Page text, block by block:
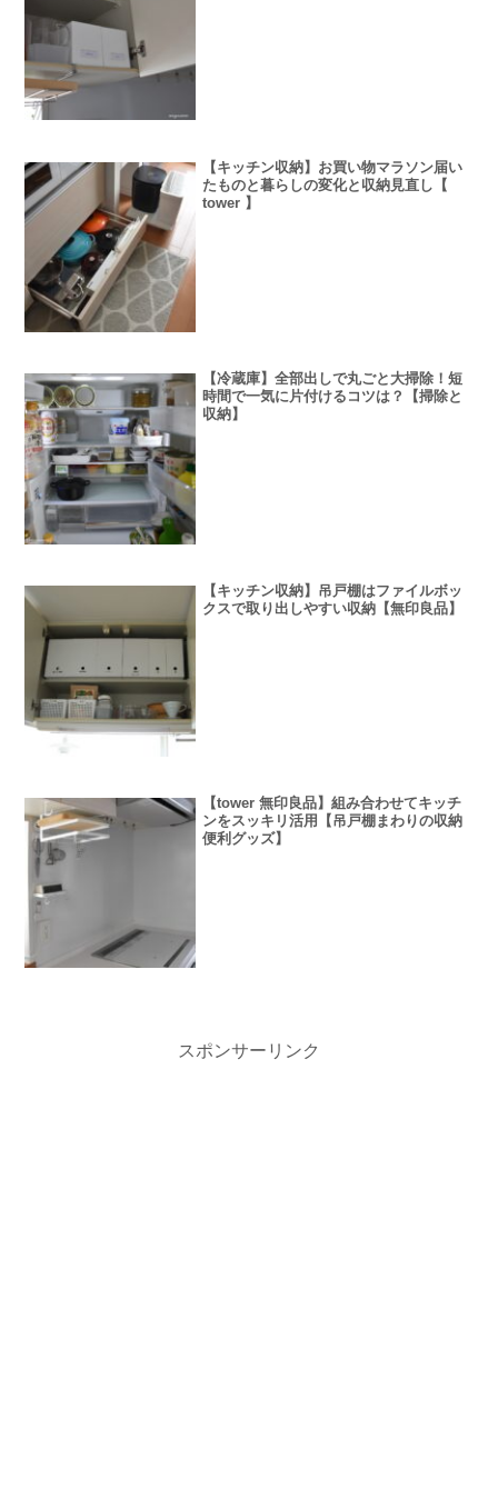
【キッチン収納】お買い物マラソン届い
たものと暮らしの変化と収納見直し【
tower 】
【冷蔵庫】全部出しで丸ごと大掃除！短
時間で一気に片付けるコツは？【掃除と
収納】
【キッチン収納】吊戸棚はファイルボッ
クスで取り出しやすい収納【無印良品】
【tower 無印良品】組み合わせてキッチ
ンをスッキリ活用【吊戸棚まわりの収納
便利グッズ】
スポンサーリンク